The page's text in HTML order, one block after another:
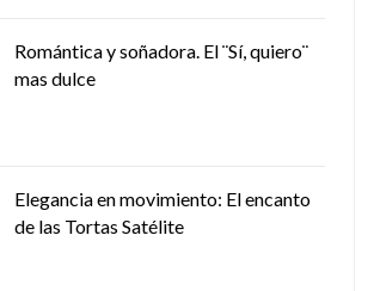
Romántica y soñadora. El ¨Sí, quiero¨
mas dulce
Elegancia en movimiento: El encanto
de las Tortas Satélite